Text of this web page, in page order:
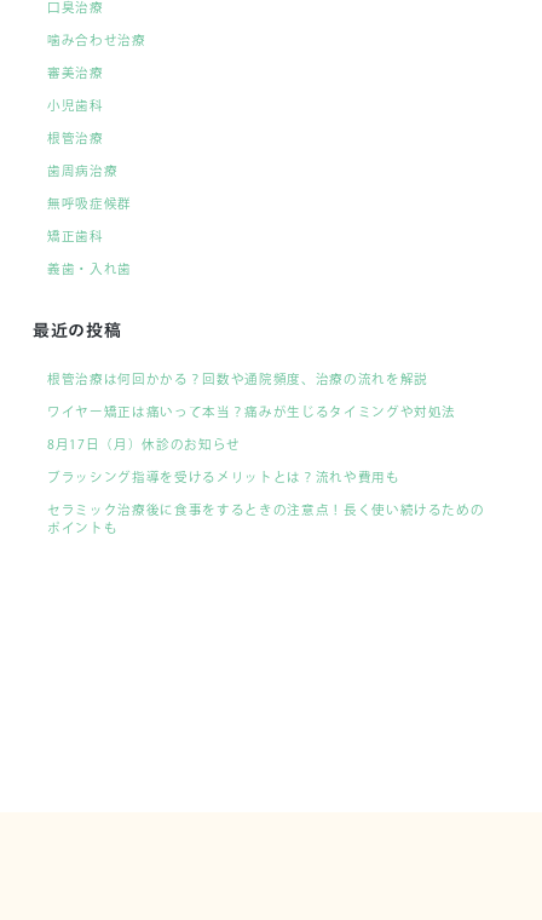
口臭治療
噛み合わせ治療
審美治療
小児歯科
根管治療
歯周病治療
無呼吸症候群
矯正歯科
義歯・入れ歯
最近の投稿
根管治療は何回かかる？回数や通院頻度、治療の流れを解説
ワイヤー矯正は痛いって本当？痛みが生じるタイミングや対処法
8月17日（月）休診のお知らせ
ブラッシング指導を受けるメリットとは？流れや費用も
セラミック治療後に食事をするときの注意点！長く使い続けるための
ポイントも